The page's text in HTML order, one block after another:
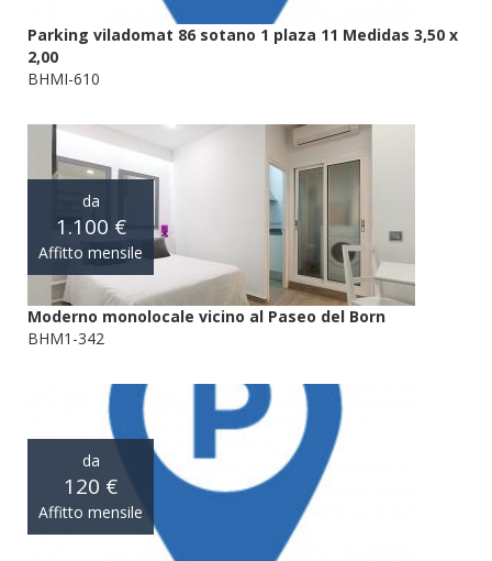
Parking viladomat 86 sotano 1 plaza 11 Medidas 3,50 x
2,00
BHMI-610
da
1.100 €
Affitto mensile
Moderno monolocale vicino al Paseo del Born
BHM1-342
da
120 €
Affitto mensile